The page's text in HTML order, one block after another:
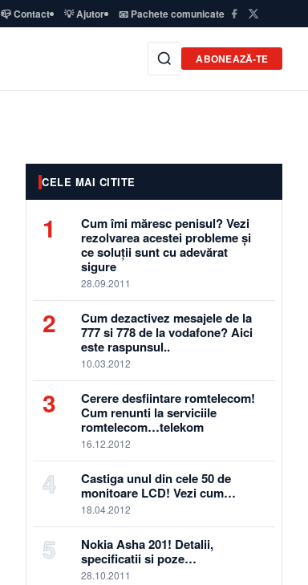
📪 Contact 💡 Ajutor 📧 Pachete comunicate
ABONEAZĂ-TE
CELE MAI CITITE
1
Cum îmi măresc penisul? Vezi
rezolvarea acestei probleme și
ce soluții sunt cu adevărat
sigure
28.09.2011
2
Cum dezactivez mesajele de la
777 si 778 de la vodafone? Aici
este raspunsul..
10.03.2012
3
Cerere desfiintare romtelecom!
Cum renunti la serviciile
romtelecom…telekom
16.12.2012
4
Castiga unul din cele 50 de
monitoare LCD! Vezi cum…
18.04.2012
5
Nokia Asha 201! Detalii,
specificatii si poze…
28.10.2011